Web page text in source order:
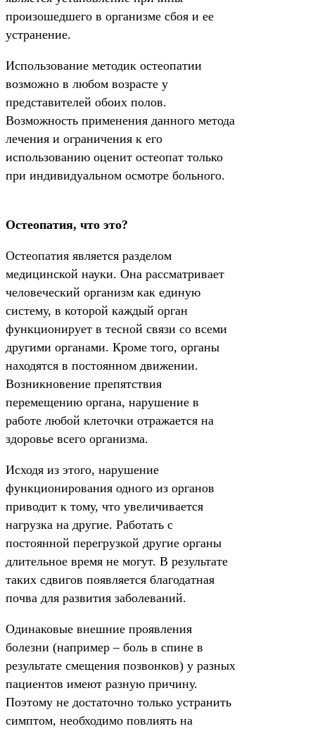
произошедшего в организме сбоя и ее
устранение.
Использование методик остеопатии
возможно в любом возрасте у
представителей обоих полов.
Возможность применения данного метода
лечения и ограничения к его
использованию оценит остеопат только
при индивидуальном осмотре больного.
Остеопатия, что это?
Остеопатия является разделом
медицинской науки. Она рассматривает
человеческий организм как единую
систему, в которой каждый орган
функционирует в тесной связи со всеми
другими органами. Кроме того, органы
находятся в постоянном движении.
Возникновение препятствия
перемещению органа, нарушение в
работе любой клеточки отражается на
здоровье всего организма.
Исходя из этого, нарушение
функционирования одного из органов
приводит к тому, что увеличивается
нагрузка на другие. Работать с
постоянной перегрузкой другие органы
длительное время не могут. В результате
таких сдвигов появляется благодатная
почва для развития заболеваний.
Одинаковые внешние проявления
болезни (например – боль в спине в
результате смещения позвонков) у разных
пациентов имеют разную причину.
Поэтому не достаточно только устранить
симптом, необходимо повлиять на